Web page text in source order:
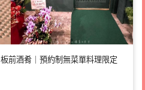
前酒肴｜預約制無菜單料理限定